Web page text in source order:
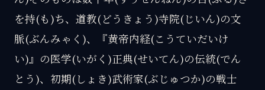
を持(も)ち、道教(どうきょう)寺院(じいん)の文
脈(ぶんみゃく)、『黄帝内経(こうていだいけ
い)』の医学(いがく)正典(せいてん)の伝統(でん
とう)、初期(しょき)武術家(ぶじゅつか)の戦士